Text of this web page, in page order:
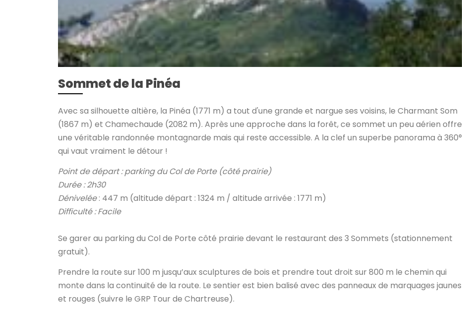
Sommet de la Pinéa
Avec sa silhouette altière, la Pinéa (1771 m) a tout d'une grande et nargue ses voisins, le Charmant Som
(1867 m) et Chamechaude (2082 m). Après une approche dans la forêt, ce sommet un peu aérien offre
une véritable randonnée montagnarde mais qui reste accessible. A la clef un superbe panorama à 360°
qui vaut vraiment le détour !
Point de départ : parking du Col de Porte (côté prairie)
Durée : 2h30
Dénivelée: 447 m (altitude départ : 1324 m / altitude arrivée : 1771 m)
Difficulté : Facile
Se garer au parking du Col de Porte côté prairie devant le restaurant des 3 Sommets (stationnement
gratuit).
Prendre la route sur 100 m jusqu’aux sculptures de bois et prendre tout droit sur 800 m le chemin qui
monte dans la continuité de la route. Le sentier est bien balisé avec des panneaux de marquages jaunes
et rouges (suivre le GRP Tour de Chartreuse).